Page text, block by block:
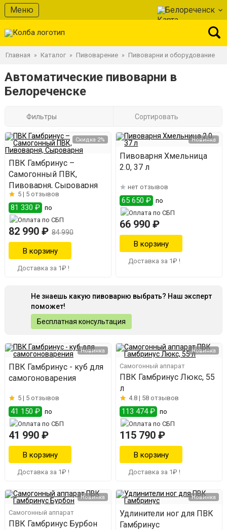
Меню Белореченск
Главная » Каталог » Пивоварение » Пивоварни и оборудование
Автоматические пивоварни в
Белореченске
Фильтры Сортировать
Скидка 2%
ПВК Гамбринус –
Самогонный ПВК,
Пивоварня, Сыроварня
5 | 5 отзывов
81 330 ₽ по
82 990 ₽ 84 990
Доставка за 1₽ !
Новинка
Пивоварня Хмельница
2.0, 37 л
нет отзывов
65 650 ₽ по
66 990 ₽
Доставка за 1₽ !
Не знаешь какую пивоварню выбрать? Наш эксперт
поможет!
Бесплатная консультация
Новинка
ПВК Гамбринус - куб для
самогоноварения
5 | 5 отзывов
41 150 ₽ по
41 990 ₽
Доставка за 1₽ !
Новинка
Самогонный аппарат
ПВК Гамбринус Люкс, 55
л
4.8 | 58 отзывов
113 474 ₽ по
115 790 ₽
Доставка за 1₽ !
Новинка
Самогонный аппарат
ПВК Гамбринус Бурбон
Новинка
Удлинители ног для ПВК
Гамбринус